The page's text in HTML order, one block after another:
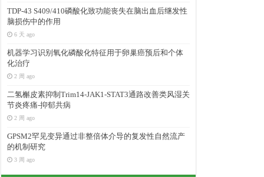
TDP-43 S409/410磷酸化致功能丧失在脑出血后继发性
脑损伤中的作用
6 天 ago
机器学习识别氧化磷酸化特征用于卵巢癌预后和个体
化治疗
2 周 ago
二氢槲皮素抑制Trim14-JAK1-STAT3通路改善类风湿关
节炎疼痛-抑郁共病
2 周 ago
GPSM2罕见变异通过非整倍体介导的复发性自然流产
的机制研究
3 周 ago